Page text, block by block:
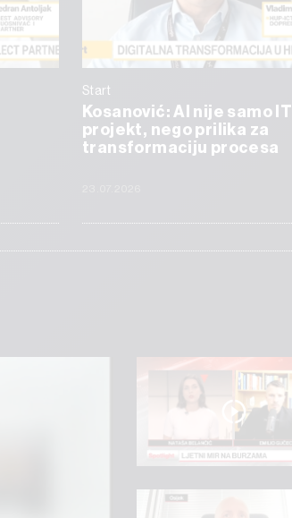
Start
Kosanović: AI nije samo IT
projekt, nego prilika za
transformaciju procesa